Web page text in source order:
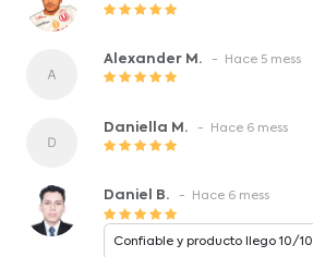
Alexander M. - Hace 5 mess
Daniella M. - Hace 6 mess
Daniel B. - Hace 6 mess
Confiable y producto llego 10/10